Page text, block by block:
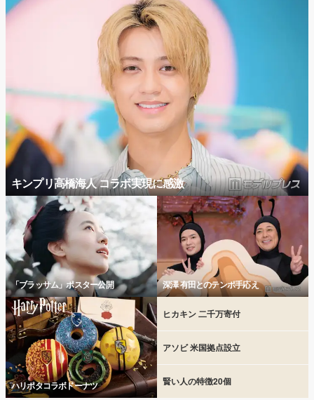
キンプリ高橋海人 コラボ実現に感激
「ブラッサム」ポスター公開 深澤 有田とのテンポ手応え
ハリポタコラボドーナツ
ヒカキン 二千万寄付
アソビ 米国拠点設立
賢い人の特徴20個